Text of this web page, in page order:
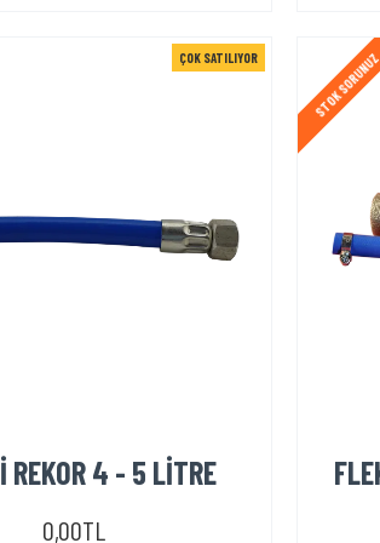
ÇOK SATILIYOR
REKOR 4 - 5 LİTRE
0,00TL
STOK SORUNUZ